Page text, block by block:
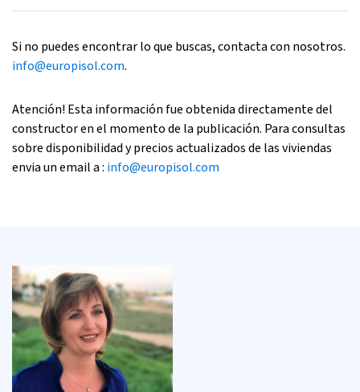
Si no puedes encontrar lo que buscas, contacta con nosotros.
info@europisol.com.
Atención! Esta información fue obtenida directamente del
constructor en el momento de la publicación. Para consultas
sobre disponibilidad y precios actualizados de las viviendas
envia un email a : info@europisol.com